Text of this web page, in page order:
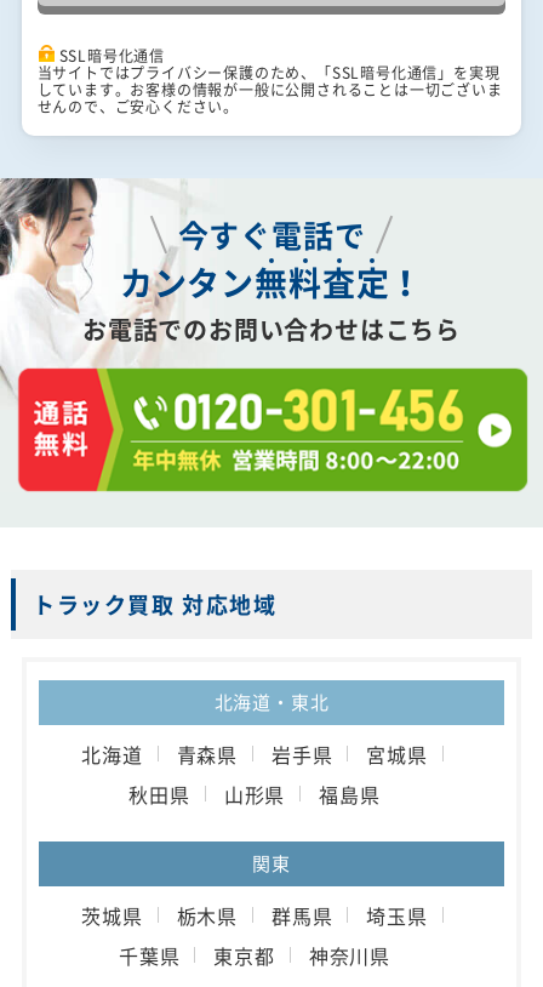
SSL暗号化通信
当サイトではプライバシー保護のため、「SSL暗号化通信」を実現
しています。お客様の情報が一般に公開されることは一切ございま
せんので、ご安心ください。
今すぐ電話で
カンタン無料査定 ！
お電話でのお問い合わせはこちら
トラック買取 対応地域
北海道・東北
北海道 青森県 岩手県
宮城県
秋田県
山形県 福島県
関東
茨城県 栃木県 群馬県
埼玉県
千葉県
東京都 神奈川県